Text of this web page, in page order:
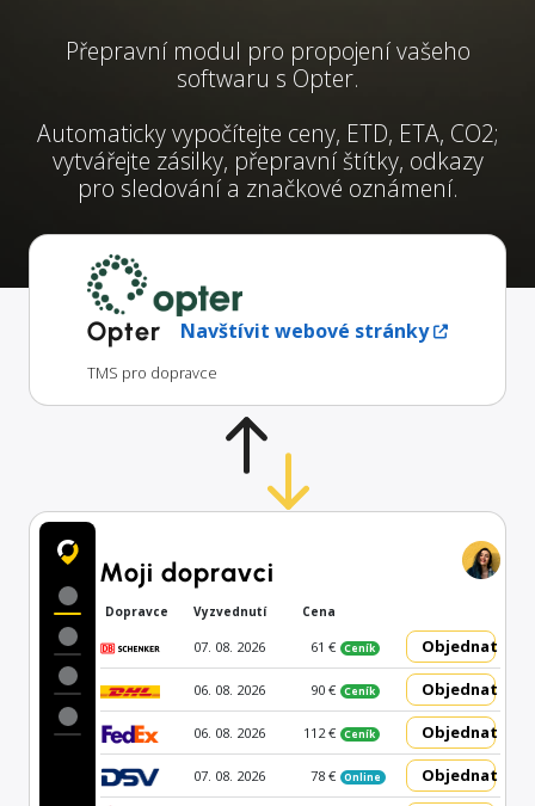
Přepravní modul pro propojení vašeho
softwaru s Opter.
Automaticky vypočítejte ceny, ETD, ETA, CO2;
vytvářejte zásilky, přepravní štítky, odkazy
pro sledování a značkové oznámení.
Opter Navštívit webové stránky
TMS pro dopravce
Moji dopravci
Dopravce Vyzvednutí Cena
07. 08. 2026 61 € Ceník Objednat
06. 08. 2026 90 € Ceník Objednat
06. 08. 2026 112 € Ceník Objednat
07. 08. 2026 78 € Online Objednat